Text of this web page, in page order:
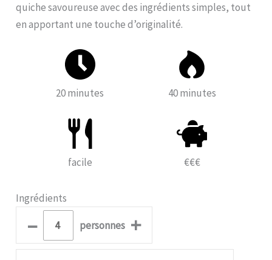
quiche savoureuse avec des ingrédients simples, tout
en apportant une touche d’originalité.
20 minutes 40 minutes
facile €€€
Ingrédients
– personnes +